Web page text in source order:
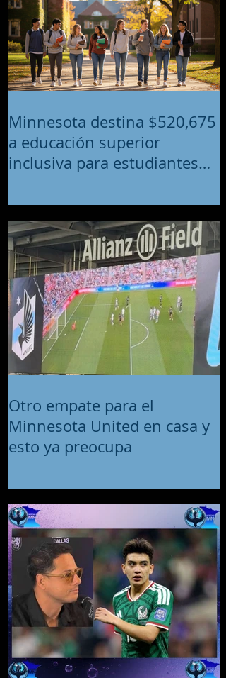
Minnesota destina $520,675
a educación superior
inclusiva para estudiantes
intelectuales y del desarrollo
Otro empate para el
Minnesota United en casa y
esto ya preocupa